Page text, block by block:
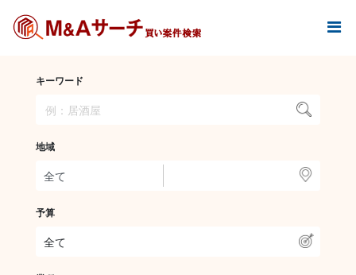
キーワード
地域
予算
全て